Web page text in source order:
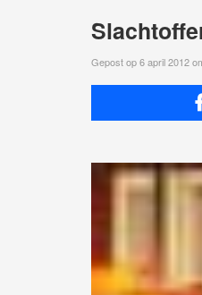
Gepost op 6 april 2012